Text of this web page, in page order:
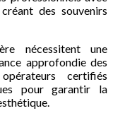
des souvenirs
nécessitent une
approfondie des
certifiés
pour garantir la